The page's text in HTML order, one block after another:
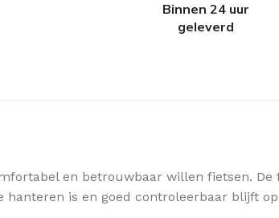
Binnen 24 uur
geleverd
en betrouwbaar willen fietsen. De
hanteren is en goed controleerbaar blijft